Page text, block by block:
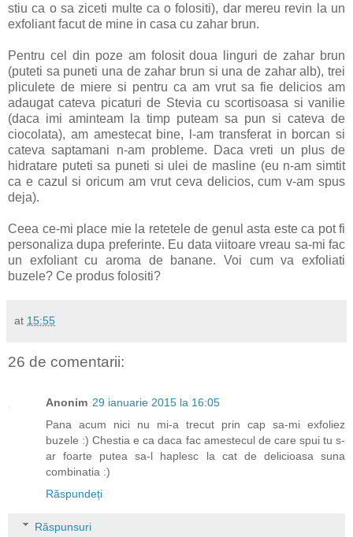
stiu ca o sa ziceti multe ca o folositi), dar mereu revin la un
exfoliant facut de mine in casa cu zahar brun.
Pentru cel din poze am folosit doua linguri de zahar brun
(puteti sa puneti una de zahar brun si una de zahar alb), trei
pliculete de miere si pentru ca am vrut sa fie delicios am
adaugat cateva picaturi de Stevia cu scortisoasa si vanilie
(daca imi aminteam la timp puteam sa pun si cateva de
ciocolata), am amestecat bine, l-am transferat in borcan si
cateva saptamani n-am probleme. Daca vreti un plus de
hidratare puteti sa puneti si ulei de masline (eu n-am simtit
ca e cazul si oricum am vrut ceva delicios, cum v-am spus
deja).
Ceea ce-mi place mie la retetele de genul asta este ca pot fi
personaliza dupa preferinte. Eu data viitoare vreau sa-mi fac
un exfoliant cu aroma de banane. Voi cum va exfoliati
buzele? Ce produs folositi?
at 15:55
26 de comentarii:
Anonim 29 ianuarie 2015 la 16:05
Pana acum nici nu mi-a trecut prin cap sa-mi exfoliez
buzele :) Chestia e ca daca fac amestecul de care spui tu s-
ar foarte putea sa-l haplesc la cat de delicioasa suna
combinatia :)
Răspundeți
Răspunsuri